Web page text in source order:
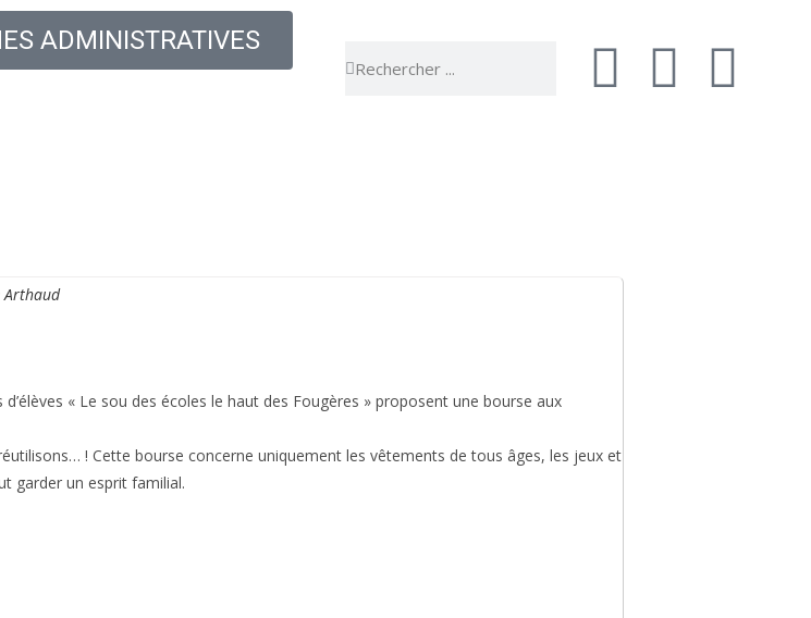
ADMINISTRATIVES
Arthaud
« Le sou des écoles le haut des Fougères » proposent une bourse aux
! Cette bourse concerne uniquement les vêtements de tous âges, les jeux et
garder un esprit familial.